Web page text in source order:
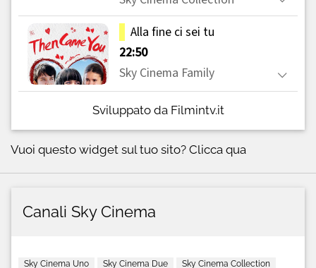
Sviluppato da Filmintv.it
Vuoi questo widget sul tuo sito? Clicca qua
Canali Sky Cinema
Sky Cinema Uno Sky Cinema Due Sky Cinema Collection